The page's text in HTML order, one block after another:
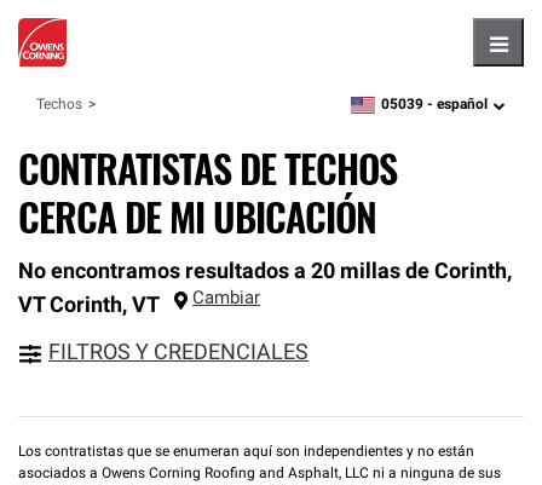
Techos zipcode,language
05039 - español
CONTRATISTAS DE TECHOS
CERCA DE MI UBICACIÓN
No encontramos resultados a 20 millas de Corinth,
VT Corinth, VT Cambiar
FILTROS Y CREDENCIALES
Los contratistas que se enumeran aquí son independientes y no están
asociados a Owens Corning Roofing and Asphalt, LLC ni a ninguna de sus